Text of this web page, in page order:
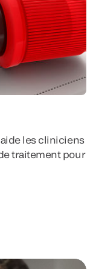
les cliniciens
traitement pour